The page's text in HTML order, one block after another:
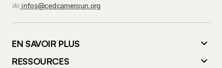
infos@cedcameroun.org
EN SAVOIR PLUS
RESSOURCES